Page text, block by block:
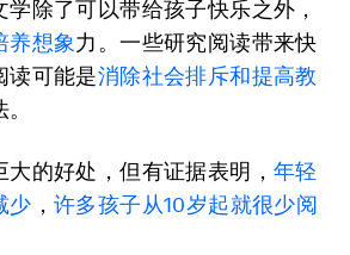
除了可以带给孩子快乐之外，
养想象力。一些研究阅读带来快
读可能是消除社会排斥和提高教
的好处，但有证据表明， 年轻
少 ，许多孩子从10岁起就很少阅